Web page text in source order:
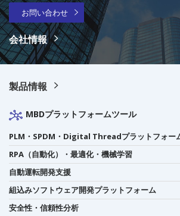
お問い合わせ
会社情報
製品情報
MBDプラットフォームツール
PLM・SPDM・Digital Threadプラットフォー
RPA（自動化）・最適化・機械学習
自動運転開発支援
組込みソフトウェア開発プラットフォーム
安全性・信頼性分析